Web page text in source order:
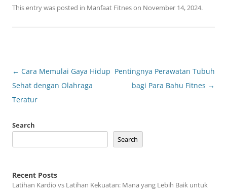
This entry was posted in Manfaat Fitneson November 14, 2024.
Post
navigation
← Cara Memulai Gaya Hidup
Sehat dengan Olahraga
Teratur
Pentingnya Perawatan Tubuh
bagi Para Bahu Fitnes →
Search
Search
Recent Posts
Latihan Kardio vs Latihan Kekuatan: Mana yang Lebih Baik untuk